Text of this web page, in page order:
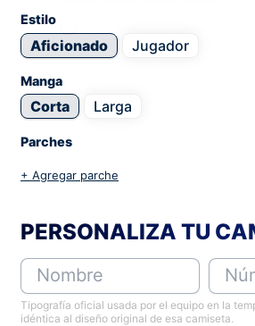
Estilo
Aficionado Jugador
Manga
Corta Larga
Parches
+ Agregar parche
PERSONALIZA TU
Nombre
Tipografía oficial usada por el equipo en la
idéntica al diseño original de esa camiseta.